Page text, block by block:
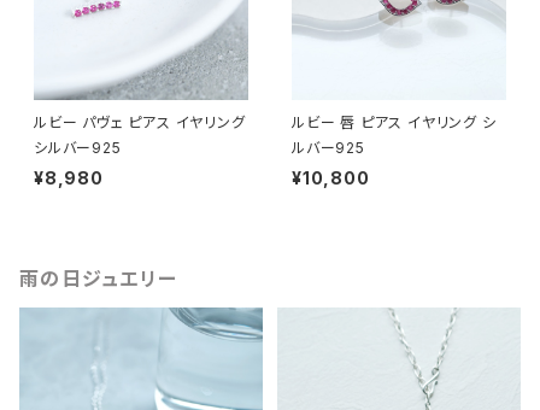
ルビー パヴェ ピアス イヤリング
シルバー925
¥8,980
ルビー 唇 ピアス イヤリング シ
ルバー925
¥10,800
雨の日ジュエリー